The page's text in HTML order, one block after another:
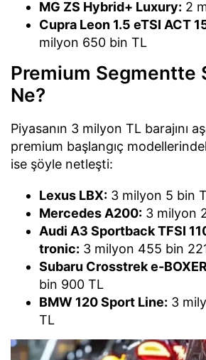
MG ZS Hybrid+ Luxury: 2
Cupra Leon 1.5 eTSI ACT
milyon 650 bin TL
Premium Segmentte
Ne?
Piyasanın 3 milyon TL barajını
premium başlangıç
ise şöyle netleşti:
Lexus LBX: 3 milyon 5 bin
Mercedes A200: 3 milyon
Audi A3 Sportback TFSI
tronic: 3 milyon 455 bin
Subaru Crosstrek e-
bin 900 TL
BMW 120 Sport Line: 3
TL